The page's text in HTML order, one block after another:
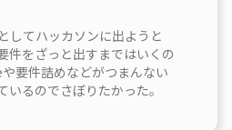
してハッカソンに出ようと
件をざっと出すまではいくの
要件詰めなどがつまんない
いるのでさぼりたかった。